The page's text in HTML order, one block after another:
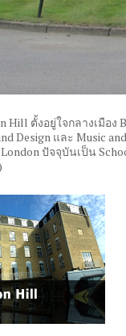
Hill ตั้งอยู่ใจกลางเมือง
Design และ Music
ปัจจุบันเป็น